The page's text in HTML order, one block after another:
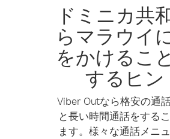
ドミニカ共
らマラウイ
をかけるこ
するヒン
Viber Outなら格安の通
と長い時間通話をする
ます。様々な通話メニュ